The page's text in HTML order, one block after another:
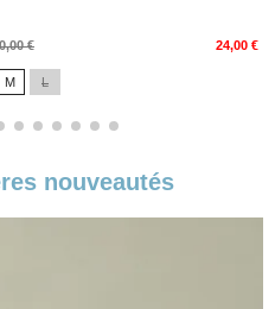
€ 24,00 €
M L
nouveautés